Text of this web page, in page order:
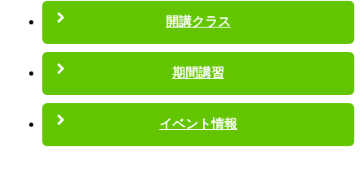
開講クラス
期間講習
イベント情報